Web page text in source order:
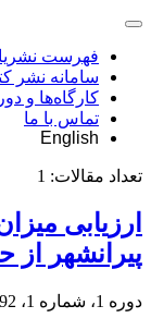
فهرست
سامانه نشر
کارگاه‌ها و
تماس با ما
English
تعداد مقالات: 1
ارزیابی
پیرانشهر
دوره 1، شماره 1، 1392، صفحه